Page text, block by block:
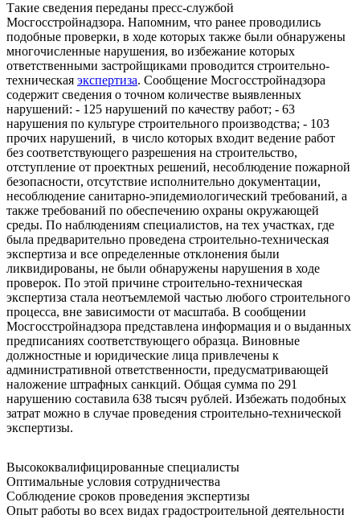
Такие сведения переданы пресс-службой
Мосгосстройнадзора. Напомним, что ранее проводились
подобные проверки, в ходе которых также были обнаружены
многочисленные нарушения, во избежание которых
ответственными застройщиками проводится строительно-
техническая экспертиза. Сообщение Мосгосстройнадзора
содержит сведения о точном количестве выявленных
нарушений: - 125 нарушений по качеству работ; - 63
нарушения по культуре строительного производства; - 103
прочих нарушений, в число которых входит ведение работ
без соответствующего разрешения на строительство,
отступление от проектных решений, несоблюдение пожарной
безопасности, отсутствие исполнительно документации,
несоблюдение санитарно-эпидемиологический требований, а
также требований по обеспечению охраны окружающей
среды. По наблюдениям специалистов, на тех участках, где
была предварительно проведена строительно-техническая
экспертиза и все определенные отклонения были
ликвидированы, не были обнаружены нарушения в ходе
проверок. По этой причине строительно-техническая
экспертиза стала неотъемлемой частью любого строительного
процесса, вне зависимости от масштаба. В сообщении
Мосгосстройнадзора представлена информация и о выданных
предписаниях соответствующего образца. Виновные
должностные и юридические лица привлечены к
административной ответственности, предусматривающей
наложение штрафных санкций. Общая сумма по 291
нарушению составила 638 тысяч рублей. Избежать подобных
затрат можно в случае проведения строительно-технической
экспертизы.
Высококвалифицированные специалисты
Оптимальные условия сотрудничества
Соблюдение сроков проведения экспертизы
Опыт работы во всех видах градостроительной деятельности